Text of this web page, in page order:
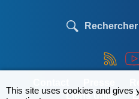
Rechercher
Liens utiles
This site uses cookies and gives